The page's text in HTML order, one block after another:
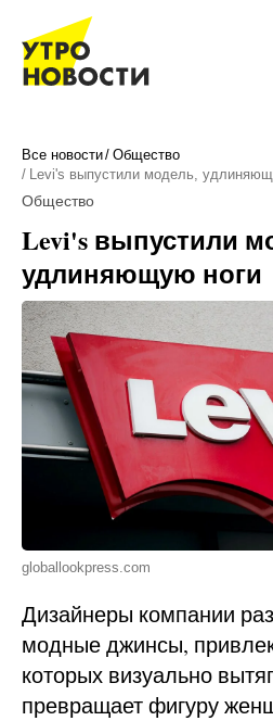
Все новости Общество
Levi's выпустили модель,
Общество
Levi's выпустили
удлиняющую ноги
globallookpress.com
Дизайнеры компании
модные джинсы,
которых визуально
превращает фигуру